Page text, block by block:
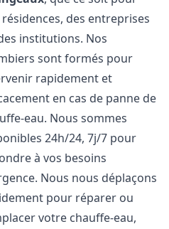
résidences, des entreprises
institutions. Nos
sont formés pour
rapidement et
en cas de panne de
eau. Nous sommes
24h/24, 7j/7 pour
à vos besoins
Nous nous déplaçons
pour réparer ou
votre chauffe-eau,